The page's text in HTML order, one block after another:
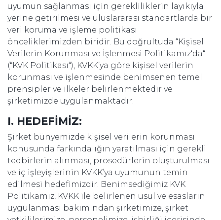
uyumun sağlanması için gerekliliklerin layıkıyla
yerine getirilmesi ve uluslararası standartlarda bir
veri koruma ve işleme politikası
önceliklerimizden biridir. Bu doğrultuda “Kişisel
Verilerin Korunması ve İşlenmesi Politikamız‘da“
(“KVK Politikası“), KVKK’ya göre kişisel verilerin
korunması ve işlenmesinde benimsenen temel
prensipler ve ilkeler belirlenmektedir ve
şirketimizde uygulanmaktadır.
I. HEDEFİMİZ:
Şirket bünyemizde kişisel verilerin korunması
konusunda farkındalığın yaratılması için gerekli
tedbirlerin alınması, prosedürlerin oluşturulması
ve iç işleyişlerinin KVKK’ya uyumunun temin
edilmesi hedefimizdir. Benimsediğimiz KVK
Politikamız, KVKK ile belirlenen usul ve esasların
uygulanması bakımından şirketimize, şirket